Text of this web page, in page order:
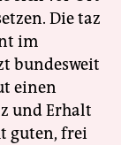
Die taz
im
bundesweit
einen
und Erhalt
guten, frei